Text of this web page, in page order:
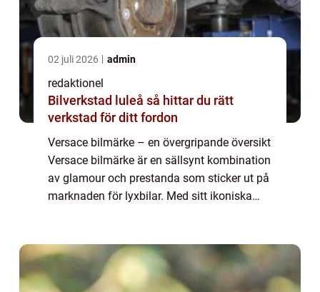
02 juli 2026 admin
redaktionel
Bilverkstad luleå så hittar du rätt
verkstad för ditt fordon
Versace bilmärke – en övergripande översikt
Versace bilmärke är en sällsynt kombination
av glamour och prestanda som sticker ut på
marknaden för lyxbilar. Med sitt ikoniska